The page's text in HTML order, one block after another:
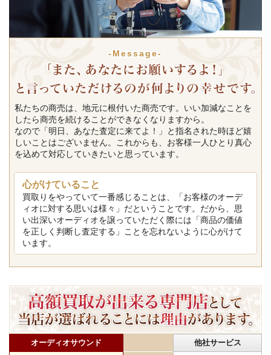
-Message-
私たちの商売は、地元に根付いた商売です。いい加減なことを
したら商売を続けることができなくなりますから。
なので「明日、あなた査定に来てよ！」と指名された時ほど嬉
しいことはございません。これからも、お客様一人ひとり真心
を込めて対応していきたいと思っています。
心がけていること
買取りをやっていて一番感じることは、「お客様のオーデ
ィオに対する思いは様々」だということです。だから、思
い出深いオーディオを譲っていただく際には「商品の価値
を正しく判断し査定する」ことを忘れないように心がけて
います。
オーディオサウンド 他社サービス